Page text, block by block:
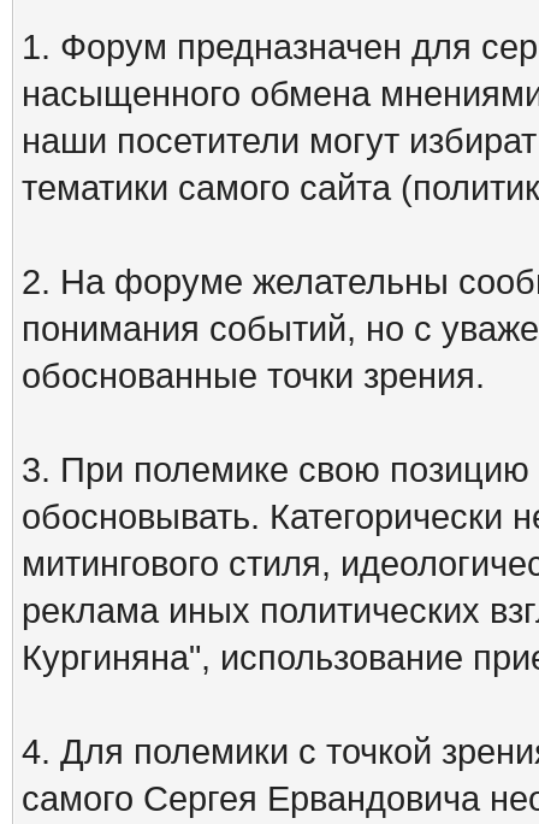
1. Форум предназначен для
насыщенного обмена
наши посетители могут
тематики самого сайта
2. На форуме желательны
понимания событий, но с
обоснованные точки зрения.
3. При полемике свою
обосновывать. Категорически
митингового стиля,
реклама иных политических
Кургиняна", использование
4. Для полемики с точкой
самого Сергея Ервандовича